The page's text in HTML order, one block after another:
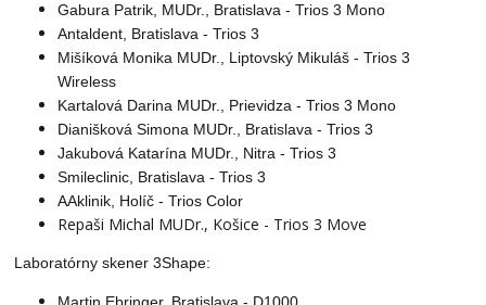
Gabura Patrik, MUDr., Bratislava - Trios 3 Mono
Antaldent, Bratislava - Trios 3
Mišíková Monika MUDr., Liptovský Mikuláš - Trios 3
Wireless
Kartalová Darina MUDr., Prievidza - Trios 3 Mono
Dianišková Simona MUDr., Bratislava - Trios 3
Jakubová Katarína MUDr., Nitra - Trios 3
Smileclinic, Bratislava - Trios 3
AAklinik, Holíč - Trios Color
Repaši Michal MUDr., Košice - Trios 3 Move
Laboratórny skener 3Shape:
Martin Ebringer, Bratislava - D1000